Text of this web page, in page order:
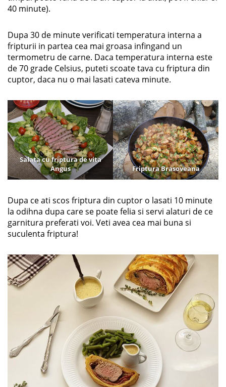
40 minute).
Dupa 30 de minute verificati temperatura interna a
fripturii in partea cea mai groasa infingand un
termometru de carne. Daca temperatura interna este
de 70 grade Celsius, puteti scoate tava cu friptura din
cuptor, daca nu o mai lasati cateva minute.
Salata cu friptura de vita
Angus
Friptura Brasoveana
Dupa ce ati scos friptura din cuptor o lasati 10 minute
la odihna dupa care se poate felia si servi alaturi de ce
garnitura preferati voi. Veti avea cea mai buna si
suculenta friptura!